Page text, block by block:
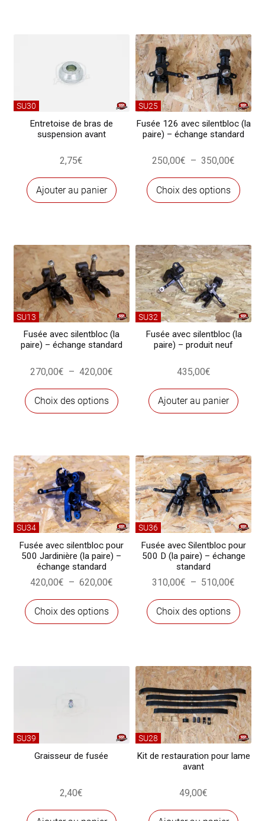
SU30
Entretoise de bras de
suspension avant
2,75€
Ajouter au panier
SU25
Fusée 126 avec silentbloc (la
paire) – échange standard
250,00€ – 350,00€
prix :
Choix des options
Ce
Les
être
sur
SU13
Fusée avec silentbloc (la
paire) – échange standard
270,00€ – 420,00€Plage
prix :
270,00€
Choix des options
Ce
variations.
Les
options
peuvent
être
choisies
sur
la
SU32
Fusée avec silentbloc (la
paire) – produit neuf
435,00€
Ajouter au panier
SU34
Fusée avec silentbloc pour
500 Jardinière (la paire) –
échange standard
420,00€ – 620,00€Plage
prix :
420,00€
Choix des options
Ce
produit
variations.
options
peuvent
choisies
SU36
Fusée avec Silentbloc pour
500 D (la paire) – échange
standard
310,00€ – 510,00€
prix :
Choix des options
Ce
Les
être
sur
SU39
Graisseur de fusée
2,40€
SU28
Kit de restauration pour lame
avant
49,00€